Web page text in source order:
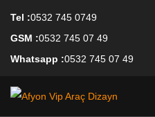
Tel :0532 745 0749
GSM :0532 745 07 49
Whatsapp :0532 745 07 49